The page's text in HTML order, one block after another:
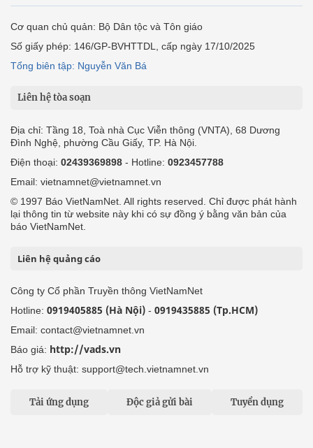
Cơ quan chủ quản: Bộ Dân tộc và Tôn giáo
Số giấy phép: 146/GP-BVHTTDL, cấp ngày 17/10/2025
Tổng biên tập: Nguyễn Văn Bá
Liên hệ tòa soạn
Địa chỉ: Tầng 18, Toà nhà Cục Viễn thông (VNTA), 68 Dương
Đình Nghệ, phường Cầu Giấy, TP. Hà Nội.
Điện thoại: 02439369898 - Hotline: 0923457788
Email: vietnamnet@vietnamnet.vn
© 1997 Báo VietNamNet. All rights reserved. Chỉ được phát hành
lại thông tin từ website này khi có sự đồng ý bằng văn bản của
báo VietNamNet.
Liên hệ quảng cáo
Công ty Cổ phần Truyền thông VietNamNet
Hotline: 0919405885 (Hà Nội) - 0919435885 (Tp.HCM)
Email: contact@vietnamnet.vn
Báo giá: http://vads.vn
Hỗ trợ kỹ thuật: support@tech.vietnamnet.vn
Tải ứng dụng Độc giả gửi bài Tuyển dụng